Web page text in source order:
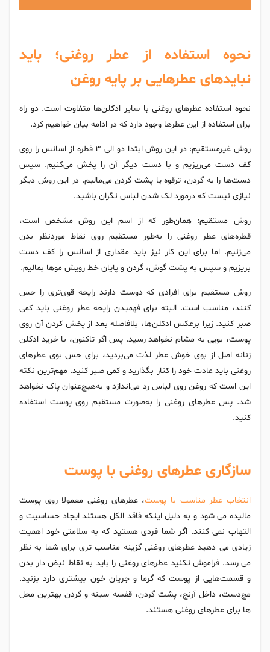
نحوه استفاده از عطر روغنی؛ باید
نباید‌های عطر‌هایی بر‌ پایه روغن
نحوه استفاده عطر‌های روغنی با سایر ادکلن‌ها متفاوت است. دو راه
برای استفاده از این عطر‌ها وجود دارد که در ادامه بیان خواهیم کرد.
روش غیر‌مستقیم: در این روش ابتدا دو الی ۳ قطره از اسانس را روی
کف دست می‌ریزیم و با دست دیگر آن را پخش می‌کنیم. سپس
دست‌ها را به گردن، ترقوه یا پشت گردن می‌مالیم. در این روش دیگر
نیازی نیست که در‌مورد لک شدن لباس نگران باشید.
روش مستقیم: همان‌طور که از اسم این روش مشخص است،
قطره‌های عطر روغنی را به‌طور مستقیم روی نقاط مورد‌نظر بدن
می‌زنیم. اما برای این کار نیز باید مقداری از اسانس را کف دست
بریزیم و سپس به پشت گوش، گردن و پایان خط رویش مو‌ها بمالیم.
روش مستقیم برای افرادی که دوست دارند رایحه قوی‌تری را حس
کنند، مناسب است. البته برای فهمیدن رایحه عطر روغنی باید کمی
صبر کنید. زیرا برعکس ادکلن‌ها، بلافاصله بعد از پخش کردن آن روی
پوست، بویی به مشام نخواهد رسید. پس اگر تا‌کنون، با خرید ادکلن
زنانه اصل از بوی خوش عطر لذت می‌بردید، برای حس بوی عطر‌های
روغنی باید عادت خود را کنار بگذارید و کمی صبر کنید. مهم‌ترین نکته
این است که روغن روی لباس رد می‌اندازد و به‌هیچ‌عنوان پاک نخواهد
شد. پس عطر‌های روغنی را به‌صورت مستقیم روی پوست استفاده
کنید.
سازگاری عطرهای روغنی با پوست
انتخاب عطر مناسب با پوست، عطرهای روغنی معمولا روی پوست
مالیده می شود و به دلیل اینکه فاقد الکل هستند ایجاد حساسیت و
التهاب نمی کنند. اگر شما فردی هستید که به سلامتی خود اهمیت
زیادی می دهید عطرهای روغنی گزینه مناسب تری برای شما به نظر
می رسد. فراموش نکنید عطرهای روغنی را باید به نقاط نبض دار بدن
و قسمت‌هایی از پوست که گرما و جریان خون بیشتری دارد بزنید.
مچ‌دست، داخل آرنج، پشت گردن، قفسه سینه و گردن بهترین محل
ها برای عطرهای روغنی هستند.